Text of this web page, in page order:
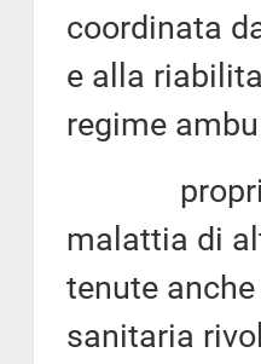
coordinata
e alla
regime
proprio
malattia di
tenute
sanitaria